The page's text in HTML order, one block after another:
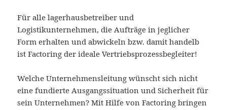
Für alle lagerhausbetreiber und
Logistikunternehmen, die Aufträge in jeglicher
Form erhalten und abwickeln bzw. damit handelb
ist Factoring der ideale Vertriebsprozessbegleiter!
Welche Unternehmensleitung wünscht sich nicht
eine fundierte Ausgangssituation und Sicherheit für
sein Unternehmen? Mit Hilfe von Factoring bringen